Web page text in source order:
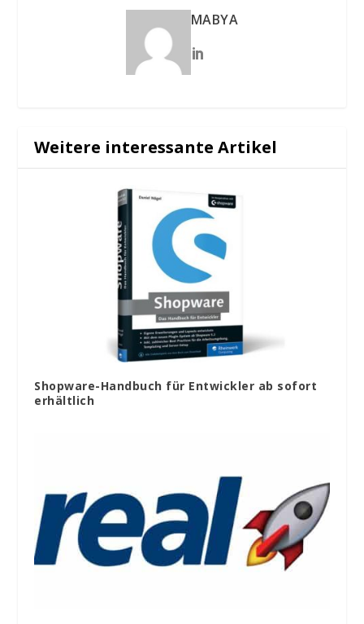
MABYA
Weitere interessante Artikel
Shopware-Handbuch für Entwickler ab sofort
erhältlich